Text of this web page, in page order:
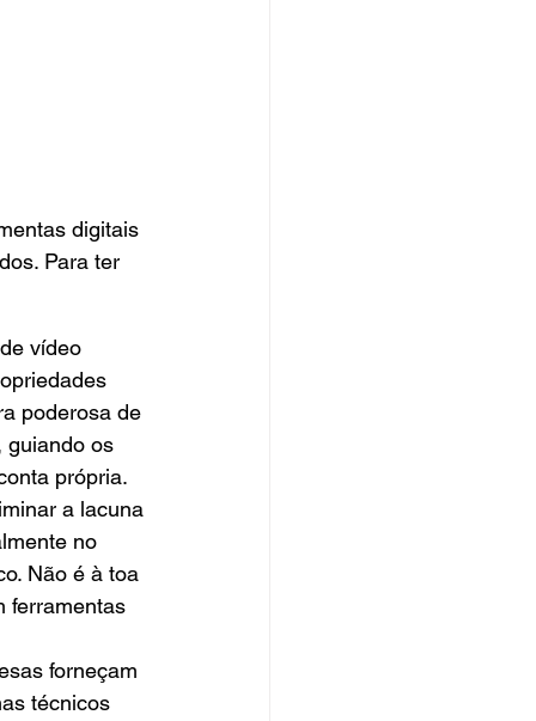
digitais
Para ter
vídeo
poderosa de
guiando os
própria.
a lacuna
no
Não é à toa
ferramentas
forneçam
técnicos